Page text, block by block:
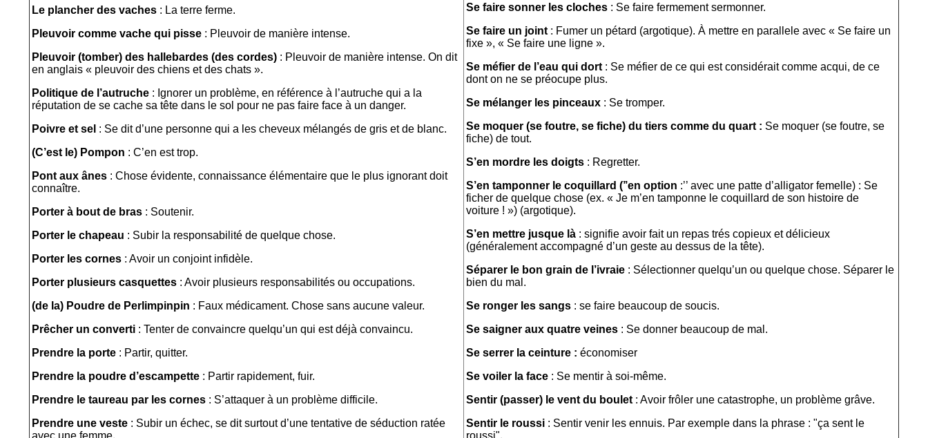
Le plancher des vaches : La terre ferme.
Pleuvoir comme vache qui pisse : Pleuvoir de manière intense.
Pleuvoir (tomber) des hallebardes (des cordes) : Pleuvoir de manière intense. On dit
en anglais « pleuvoir des chiens et des chats ».
Politique de l’autruche : Ignorer un problème, en référence à l’autruche qui a la
réputation de se cache sa tête dans le sol pour ne pas faire face à un danger.
Poivre et sel : Se dit d’une personne qui a les cheveux mélangés de gris et de blanc.
(C’est le) Pompon : C’en est trop.
Pont aux ânes : Chose évidente, connaissance élémentaire que le plus ignorant doit
connaître.
Porter à bout de bras : Soutenir.
Porter le chapeau : Subir la responsabilité de quelque chose.
Porter les cornes : Avoir un conjoint infidèle.
Porter plusieurs casquettes : Avoir plusieurs responsabilités ou occupations.
(de la) Poudre de Perlimpinpin : Faux médicament. Chose sans aucune valeur.
Prêcher un converti : Tenter de convaincre quelqu’un qui est déjà convaincu.
Prendre la porte : Partir, quitter.
Prendre la poudre d’escampette : Partir rapidement, fuir.
Prendre le taureau par les cornes : S’attaquer à un problème difficile.
Prendre une veste : Subir un échec, se dit surtout d’une tentative de séduction ratée
avec une femme.
Se faire sonner les cloches : Se faire fermement sermonner.
Se faire un joint : Fumer un pétard (argotique). À mettre en parallele avec « Se faire un
fixe », « Se faire une ligne ».
Se méfier de l’eau qui dort : Se méfier de ce qui est considérait comme acqui, de ce
dont on ne se préocupe plus.
Se mélanger les pinceaux : Se tromper.
Se moquer (se foutre, se fiche) du tiers comme du quart : Se moquer (se foutre, se
fiche) de tout.
S’en mordre les doigts : Regretter.
S’en tamponner le coquillard (’’en option :’’ avec une patte d’alligator femelle) : Se
ficher de quelque chose (ex. « Je m’en tamponne le coquillard de son histoire de
voiture ! ») (argotique).
S’en mettre jusque là : signifie avoir fait un repas trés copieux et délicieux
(généralement accompagné d’un geste au dessus de la tête).
Séparer le bon grain de l’ivraie : Sélectionner quelqu’un ou quelque chose. Séparer le
bien du mal.
Se ronger les sangs : se faire beaucoup de soucis.
Se saigner aux quatre veines : Se donner beaucoup de mal.
Se serrer la ceinture : économiser
Se voiler la face : Se mentir à soi-même.
Sentir (passer) le vent du boulet : Avoir frôler une catastrophe, un problème grâve.
Sentir le roussi : Sentir venir les ennuis. Par exemple dans la phrase : "ça sent le
roussi".